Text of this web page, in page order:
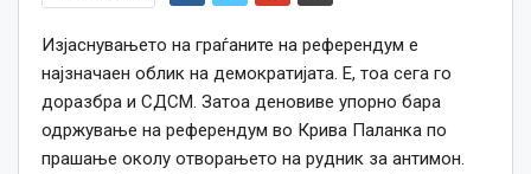
Изјаснувањето на граѓаните на референдум е
најзначаен облик на демократијата. Е, тоа сега го
доразбра и СДСМ. Затоа деновиве упорно бара
одржување на референдум во Крива Паланка по
прашање околу отворањето на рудник за антимон.